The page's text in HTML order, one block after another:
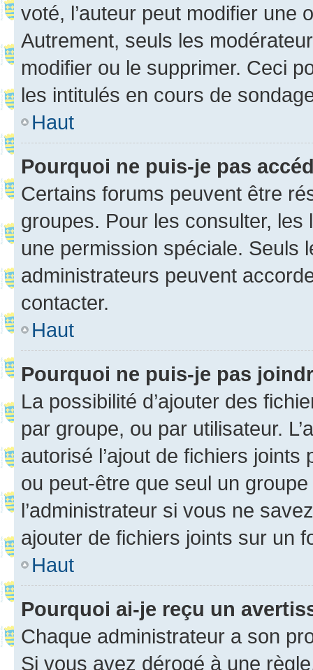
voté, l’auteur peut modifier une
Autrement, seuls les
modifier ou le supprimer. Ceci
les intitulés en cours de
Haut
Pourquoi ne puis-je pas
Certains forums peuvent être
groupes. Pour les consulter,
une permission spéciale. Seuls
administrateurs peuvent
contacter.
Haut
Pourquoi ne puis-je pas
La possibilité d’ajouter des
par groupe, ou par utilisateur.
autorisé l’ajout de fichiers
ou peut-être que seul un
l’administrateur si vous ne
ajouter de fichiers joints sur un
Haut
Pourquoi ai-je reçu un
Chaque administrateur a son
Si vous avez dérogé à une